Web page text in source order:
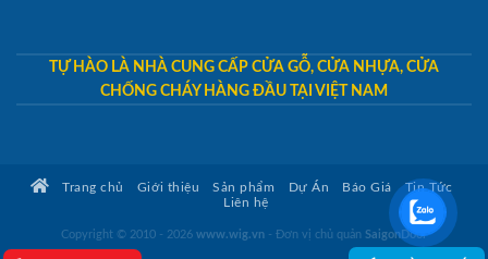
TỰ HÀO LÀ NHÀ CUNG CẤP CỬA GỖ, CỬA NHỰA, CỬA
CHỐNG CHÁY HÀNG ĐẦU TẠI VIỆT NAM
Trang chủ Giới thiệu Sản phẩm Dự Án Báo Giá
Tin Tức
Liên hệ
Copyright © 2010 - 2026 www.wig.vn - Đơn vị chủ quản SaigonDoor